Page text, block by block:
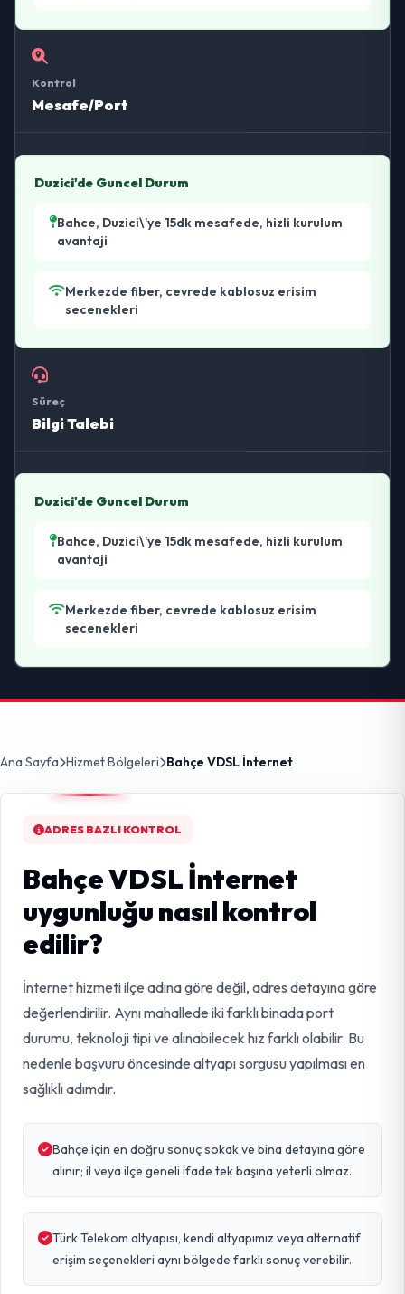
Kontrol
Mesafe/Port
Duzici'de Guncel Durum
Bahce, Duzici\'ye 15dk mesafede, hizli kurulum
avantaji
Merkezde fiber, cevrede kablosuz erisim
secenekleri
Süreç
Bilgi Talebi
Duzici'de Guncel Durum
Bahce, Duzici\'ye 15dk mesafede, hizli kurulum
avantaji
Merkezde fiber, cevrede kablosuz erisim
secenekleri
Ana Sayfa Hizmet Bölgeleri Bahçe VDSL İnternet
ADRES BAZLI KONTROL
Bahçe VDSL İnternet
uygunluğu nasıl kontrol
edilir?
İnternet hizmeti ilçe adına göre değil, adres detayına göre
değerlendirilir. Aynı mahallede iki farklı binada port
durumu, teknoloji tipi ve alınabilecek hız farklı olabilir. Bu
nedenle başvuru öncesinde altyapı sorgusu yapılması en
sağlıklı adımdır.
Bahçe için en doğru sonuç sokak ve bina detayına göre
alınır; il veya ilçe geneli ifade tek başına yeterli olmaz.
Türk Telekom altyapısı, kendi altyapımız veya alternatif
erişim seçenekleri aynı bölgede farklı sonuç verebilir.